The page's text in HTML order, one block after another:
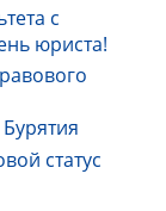
с
юриста!
статус